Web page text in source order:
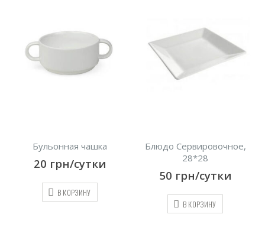
Бульонная чашка
20 грн/сутки
В КОРЗИНУ
Блюдо Сервировочное,
28*28
50 грн/сутки
В КОРЗИНУ